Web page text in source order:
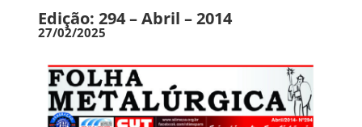
Edição: 294 – Abril – 2014
27/02/2025